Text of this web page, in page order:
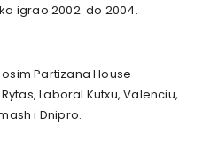
igrao 2002. do 2004.
Partizana House
Laboral Kutxu, Valenciu,
i Dnipro.